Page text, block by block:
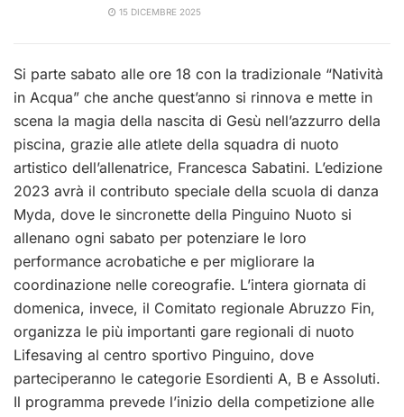
15 DICEMBRE 2025
Si parte sabato alle ore 18 con la tradizionale “Natività
in Acqua” che anche quest’anno si rinnova e mette in
scena la magia della nascita di Gesù nell’azzurro della
piscina, grazie alle atlete della squadra di nuoto
artistico dell’allenatrice, Francesca Sabatini. L’edizione
2023 avrà il contributo speciale della scuola di danza
Myda, dove le sincronette della Pinguino Nuoto si
allenano ogni sabato per potenziare le loro
performance acrobatiche e per migliorare la
coordinazione nelle coreografie. L’intera giornata di
domenica, invece, il Comitato regionale Abruzzo Fin,
organizza le più importanti gare regionali di nuoto
Lifesaving al centro sportivo Pinguino, dove
parteciperanno le categorie Esordienti A, B e Assoluti.
Il programma prevede l’inizio della competizione alle